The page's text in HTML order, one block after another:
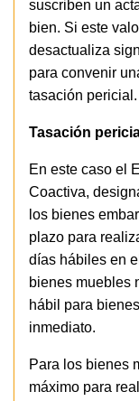
suscriben un
bien. Si este
desactualiza
para convenir
tasación pericial.
Tasación
En este caso el
Coactiva,
los bienes
plazo para
días hábiles en
bienes muebles
hábil para
inmediato.
Para los bienes
máximo para